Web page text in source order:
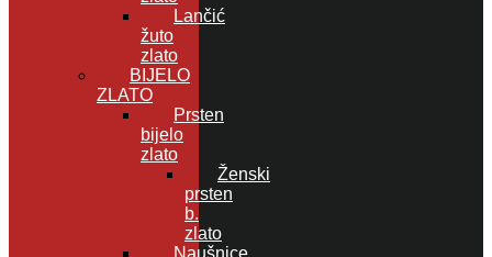
Lančić
žuto
zlato
BIJELO
ZLATO
Prsten
bijelo
zlato
Ženski
prsten
b.
zlato
Naušnice